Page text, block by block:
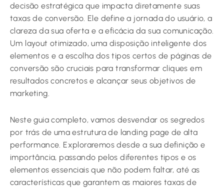
decisão estratégica que impacta diretamente suas
taxas de conversão. Ele define a jornada do usuário, a
clareza da sua oferta e a eficácia da sua comunicação.
Um layout otimizado, uma disposição inteligente dos
elementos e a escolha dos tipos certos de páginas de
conversão são cruciais para transformar cliques em
resultados concretos e alcançar seus objetivos de
marketing.
Neste guia completo, vamos desvendar os segredos
por trás de uma estrutura de landing page de alta
performance. Exploraremos desde a sua definição e
importância, passando pelos diferentes tipos e os
elementos essenciais que não podem faltar, até as
características que garantem as maiores taxas de